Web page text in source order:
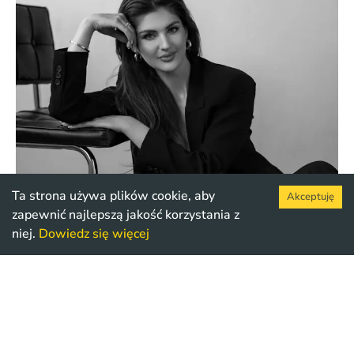
Ta strona używa plików cookie, aby
zapewnić najlepszą jakość korzystania z
niej. Dowiedz się więcej
Akceptuję